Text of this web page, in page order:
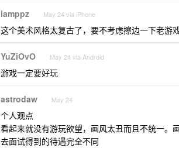
iamppz May 24 via iPhone
这个美术风格太复古了，要不考虑擦边一下老游
YuZiOvO May 24 via Android
游戏一定要好玩
astrodaw May 24
个人观点
看起来就没有游玩欲望，画风太丑而且不统一。
去面试得到的待遇完全不同